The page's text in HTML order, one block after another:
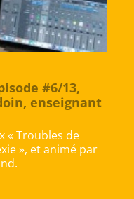
#6/13,
enseignant
« Troubles de
», et animé par